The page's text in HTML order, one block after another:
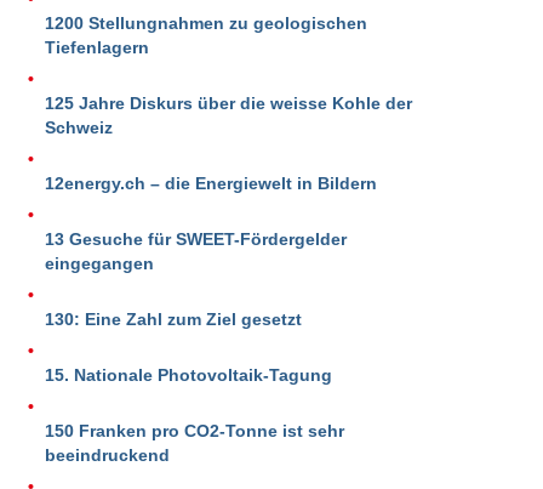
1200 Stellungnahmen zu geologischen
Tiefenlagern
125 Jahre Diskurs über die weisse Kohle der
Schweiz
12energy.ch – die Energiewelt in Bildern
13 Gesuche für SWEET-Fördergelder
eingegangen
130: Eine Zahl zum Ziel gesetzt
15. Nationale Photovoltaik-Tagung
150 Franken pro CO2-Tonne ist sehr
beeindruckend